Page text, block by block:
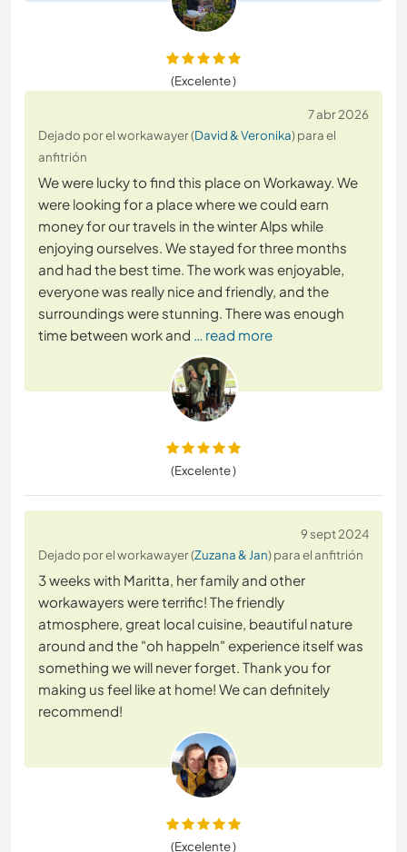
(Excelente )
7 abr 2026
Dejado por el workawayer (David & Veronika) para el
anfitrión
We were lucky to find this place on Workaway. We
were looking for a place where we could earn
money for our travels in the winter Alps while
enjoying ourselves. We stayed for three months
and had the best time. The work was enjoyable,
everyone was really nice and friendly, and the
surroundings were stunning. There was enough
time between work and … read more
(Excelente )
9 sept 2024
Dejado por el workawayer (Zuzana & Jan) para el anfitrión
3 weeks with Maritta, her family and other
workawayers were terrific! The friendly
atmosphere, great local cuisine, beautiful nature
around and the "oh happeln" experience itself was
something we will never forget. Thank you for
making us feel like at home! We can definitely
recommend!
(Excelente )